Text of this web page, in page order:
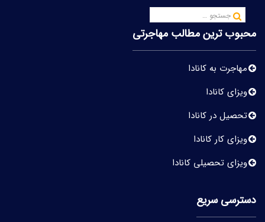
محبوب ترین مطالب مهاجرتی
مهاجرت به کانادا
ویزای کانادا
تحصیل در کانادا
ویزای کار کانادا
ویزای تحصیلی کانادا
دسترسی سریع